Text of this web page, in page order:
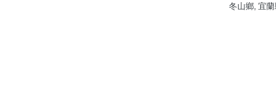
冬山鄉, 宜蘭